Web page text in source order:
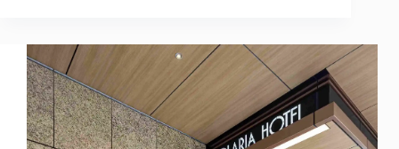
起
親
子
旅
遊
新
慧
旅
宿
新
體
驗！